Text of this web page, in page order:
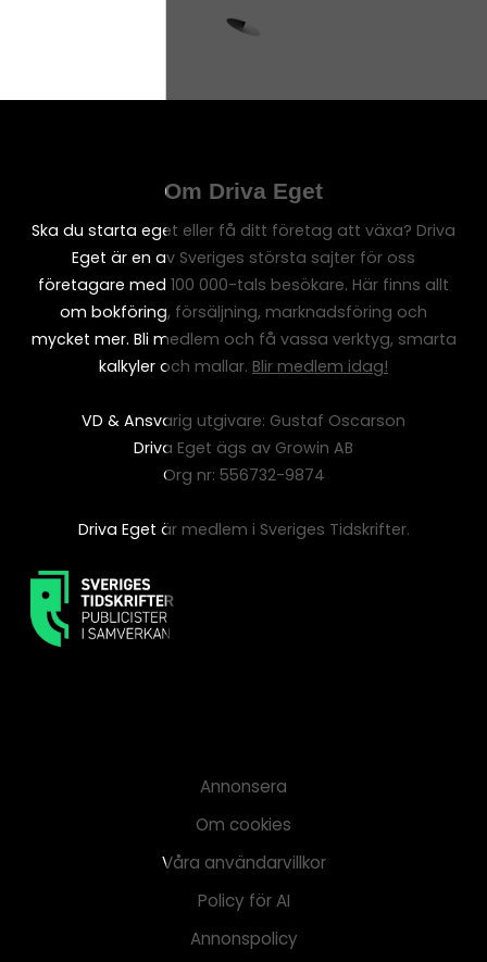
Om Driva Eget
Ska du starta eget eller få ditt företag att växa? Driva
Eget är en av Sveriges största sajter för oss
företagare med 100 000-tals besökare. Här finns allt
om bokföring, försäljning, marknadsföring och
mycket mer. Bli medlem och få vassa verktyg, smarta
kalkyler och mallar. Blir medlem idag!
VD & Ansvarig utgivare: Gustaf Oscarson
Driva Eget ägs av Growin AB
Org nr: 556732-9874
Driva Eget är medlem i Sveriges Tidskrifter.
Annonsera
Om cookies
Våra användarvillkor
Policy för AI
Annonspolicy